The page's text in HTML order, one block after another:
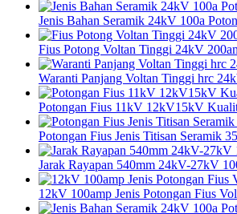
Jenis Bahan Seramik 24kV 100a
Fius Potong Voltan Tinggi 24kV
Waranti Panjang Voltan Tinggi hrc
Potongan Fius 11kV 12kV15kV
Potongan Fius Jenis Titisan Seramik
Jarak Rayapan 540mm 24kV-27kV
12kV 100amp Jenis Potongan Fius